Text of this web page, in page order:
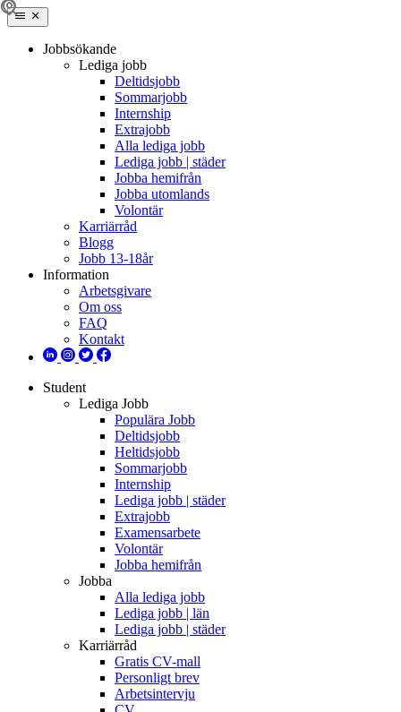
Jobbsökande
Lediga jobb
Deltidsjobb
Sommarjobb
Internship
Extrajobb
Alla lediga jobb
Lediga jobb | städer
Jobba hemifrån
Jobba utomlands
Volontär
Karriärråd
Blogg
Jobb 13-18år
Information
Arbetsgivare
Om oss
FAQ
Kontakt
Student
Lediga Jobb
Populära Jobb
Deltidsjobb
Heltidsjobb
Sommarjobb
Internship
Lediga jobb | städer
Extrajobb
Examensarbete
Volontär
Jobba hemifrån
Jobba
Alla lediga jobb
Lediga jobb | län
Lediga jobb | städer
Karriärråd
Gratis CV-mall
Personligt brev
Arbetsintervju